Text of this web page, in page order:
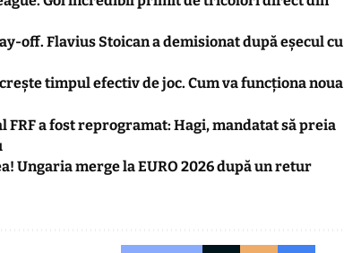
off. Flavius Stoican a demisionat după eșecul cu
timpul efectiv de joc. Cum va funcționa noua
FRF a fost reprogramat: Hagi, mandatat să preia
Ungaria merge la EURO 2026 după un retur